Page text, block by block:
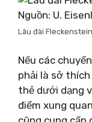
Nguồn: U.
Lâu đài Fleckenstein
Nếu các
phải là sở
thẻ dưới dạng
điểm xung